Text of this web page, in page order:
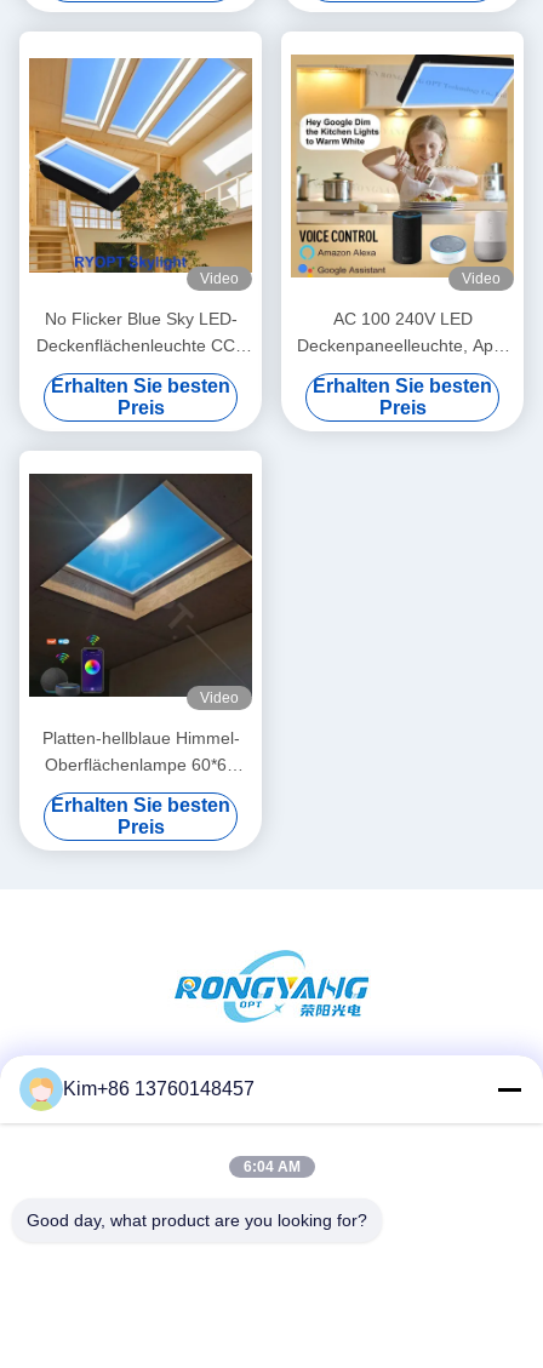
Anweisung 95
Anweisung 95 künstliche
Video
No Flicker Blue Sky LED-
Deckenflächenleuchte CCT
7800K Praktisch
Erhalten Sie besten
Preis
Video
AC 100 240V LED
Deckenpaneelleuchte, App-
Fernbedienung, konzipiert
für professionelle
kommerzielle Beleuchtung
Erhalten Sie besten
Preis
Video
Platten-hellblaue Himmel-
Oberflächenlampe 60*60
300W angebrachte LED für
Haus
Erhalten Sie besten
Preis
Soziale Medien
Kim+86 13760148457
6:04 AM
Good day, what product are you looking for?